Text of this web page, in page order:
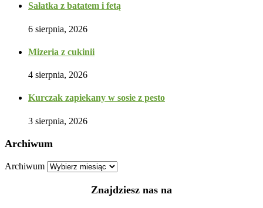
Sałatka z batatem i fetą
6 sierpnia, 2026
Mizeria z cukinii
4 sierpnia, 2026
Kurczak zapiekany w sosie z pesto
3 sierpnia, 2026
Archiwum
Archiwum
Znajdziesz nas na